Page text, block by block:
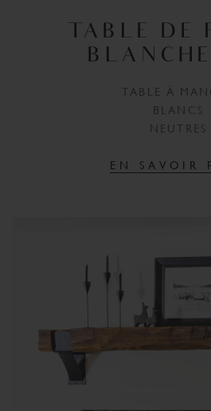
TABLE DE
TABLE À
BLANCS
NEUTRES
EN SAVOIR